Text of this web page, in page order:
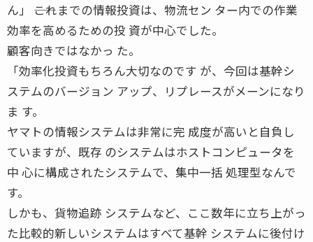
ん」 ――これまでの情報投資は、物流セン ター内での作業
効率を高めるための投 資が中心でした。
顧客向きではなかっ た。
「効率化投資もちろん大切なのです が、今回は基幹シ
ステムのバージョン アップ、リプレースがメーンになり
ま す。
ヤマトの情報システムは非常に完 成度が高いと自負し
ていますが、既存 のシステムはホストコンピュータを
中 心に構成されたシステムで、集中一括 処理型なんで
す。
しかも、貨物追跡 システムなど、ここ数年に立ち上がっ
た比較的新しいシステムはすべて基幹 システムに後付け